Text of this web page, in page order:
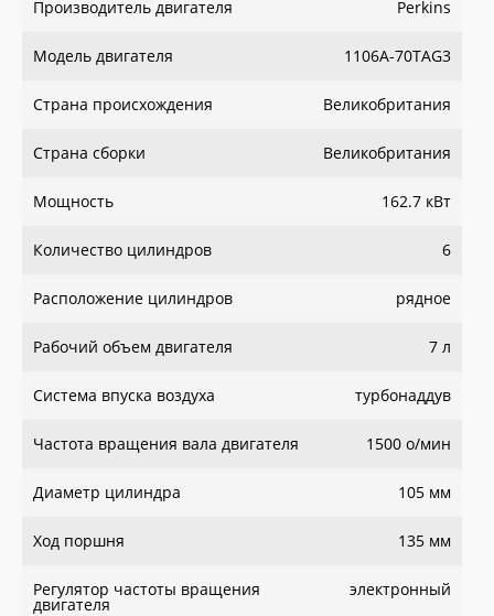
Производитель двигателя Perkins
Модель двигателя 1106A-70TAG3
Страна происхождения Великобритания
Страна сборки Великобритания
Мощность 162.7 кВт
Количество цилиндров 6
Расположение цилиндров рядное
Рабочий объем двигателя 7 л
Система впуска воздуха турбонаддув
Частота вращения вала двигателя 1500 о/мин
Диаметр цилиндра 105 мм
Ход поршня 135 мм
Регулятор частоты вращения
двигателя
электронный